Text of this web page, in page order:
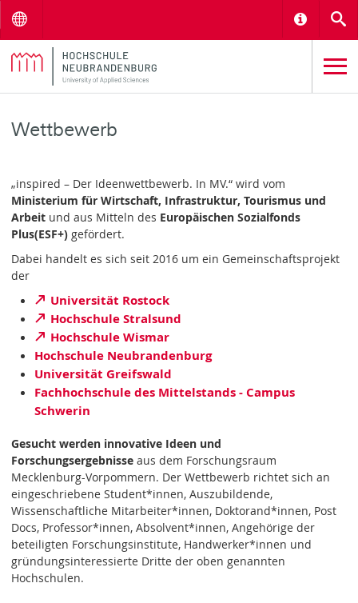
Wettbewerb
„inspired – Der Ideenwettbewerb. In MV.“ wird vom
Ministerium für Wirtschaft, Infrastruktur, Tourismus und
Arbeit und aus Mitteln des Europäischen Sozialfonds
Plus(ESF+) gefördert.
Dabei handelt es sich seit 2016 um ein Gemeinschaftsprojekt
der
Universität Rostock
Hochschule Stralsund
Hochschule Wismar
Hochschule Neubrandenburg
Universität Greifswald
Fachhochschule des Mittelstands - Campus
Schwerin
Gesucht werden innovative Ideen und
Forschungsergebnisseaus dem Forschungsraum
Mecklenburg-Vorpommern. Der Wettbewerb richtet sich an
eingeschriebene Student*innen, Auszubildende,
Wissenschaftliche Mitarbeiter*innen, Doktorand*innen, Post
Docs, Professor*innen, Absolvent*innen, Angehörige der
beteiligten Forschungsinstitute, Handwerker*innen und
gründungsinteressierte Dritte der oben genannten
Hochschulen.